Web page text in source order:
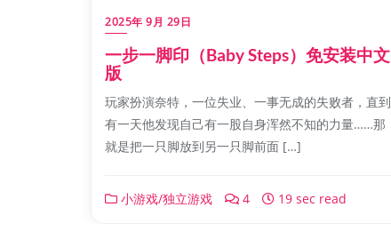
2025年 9月 29日
一步一脚印（Baby Steps）免安装中文
版
玩家扮演奈特，一位失业、一事无成的失败者，直到
有一天他发现自己有一股自身浑然不知的力量……那
就是把一只脚放到另一只脚前面 […]
小游戏/独立游戏 4 19 sec read